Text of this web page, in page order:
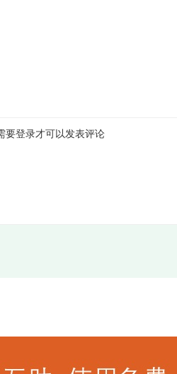
要登录才可以发表评论